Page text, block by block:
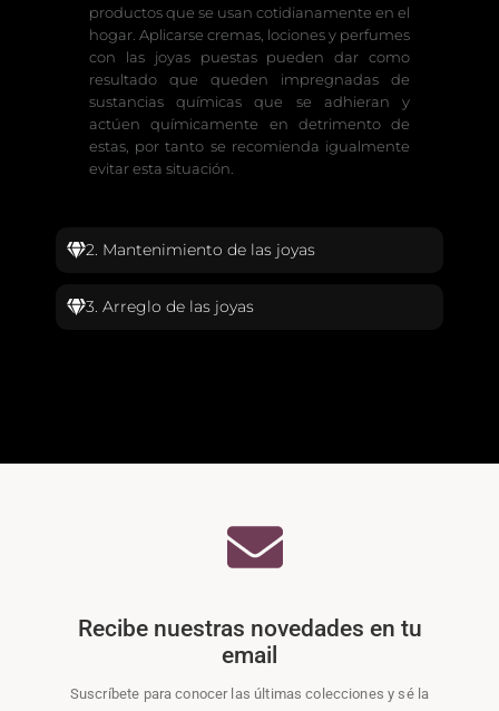
productos que se usan cotidianamente en el
hogar. Aplicarse cremas, lociones y perfumes
con las joyas puestas pueden dar como
resultado que queden impregnadas de
sustancias químicas que se adhieran y
actúen químicamente en detrimento de
estas, por tanto se recomienda igualmente
evitar esta situación.
2. Mantenimiento de las joyas
3. Arreglo de las joyas
Recibe nuestras novedades en tu
email
Suscríbete para conocer las últimas colecciones y sé la